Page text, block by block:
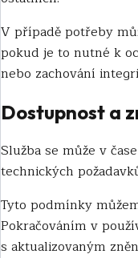
V případě potřeby
pokud je to nutné k
nebo zachování
Dostupnost a
Služba se může v
technických
Tyto podmínky
Pokračováním v
s aktualizovaným